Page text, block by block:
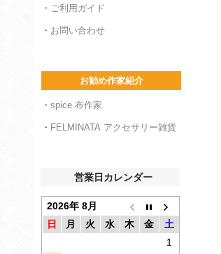
・ ご利用ガイド
・ お問い合わせ
お勧め作家紹介
・ spice 布作家
・ FELMINATA アクセサリー雑貨
営業日カレンダー
2026年 8月
日
月 火 水 木 金
土
1